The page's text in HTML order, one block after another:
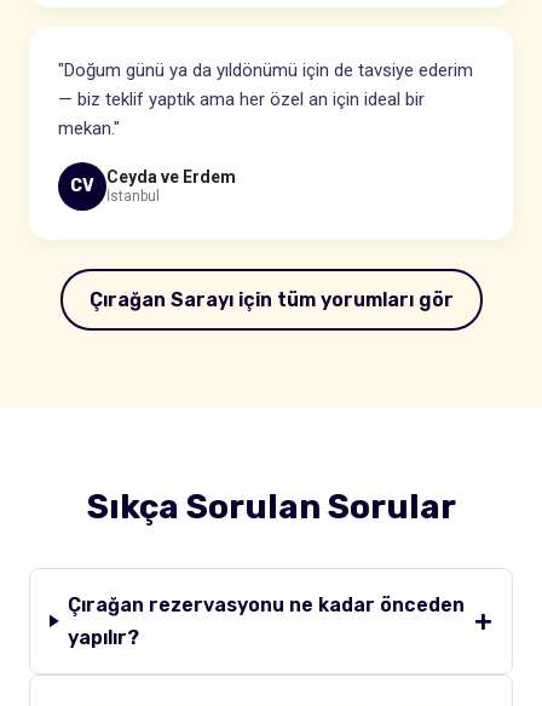
"Doğum günü ya da yıldönümü için de tavsiye ederim
— biz teklif yaptık ama her özel an için ideal bir
mekan."
CV Ceyda ve Erdem
İstanbul
Çırağan Sarayı için tüm yorumları gör
Sıkça Sorulan Sorular
Çırağan rezervasyonu ne kadar önceden
yapılır?